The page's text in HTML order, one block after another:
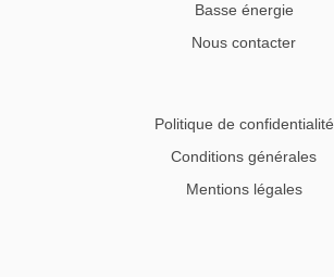
Basse énergie
Nous contacter
Politique de confidentialité
Conditions générales
Mentions légales